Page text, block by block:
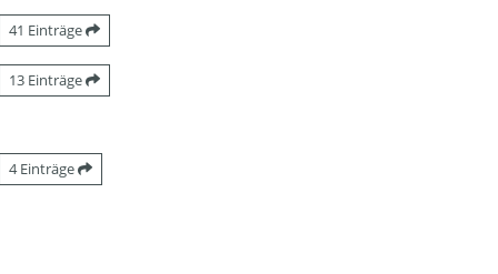
41 Einträge
13 Einträge
4 Einträge